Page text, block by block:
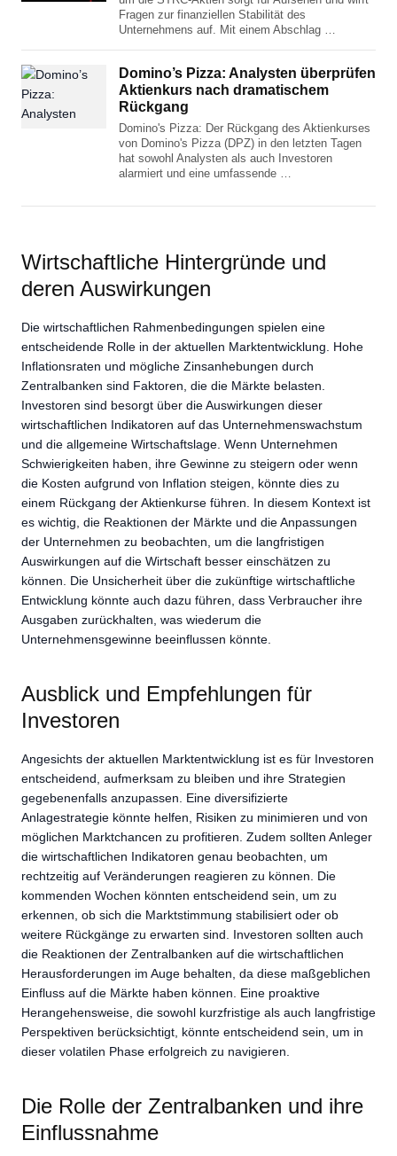
Fragen zur finanziellen Stabilität des
Unternehmens auf. Mit einem Abschlag …
Domino’s Pizza: Analysten überprüfen
Aktienkurs nach dramatischem
Rückgang
Domino's Pizza: Der Rückgang des Aktienkurses
von Domino's Pizza (DPZ) in den letzten Tagen
hat sowohl Analysten als auch Investoren
alarmiert und eine umfassende …
Wirtschaftliche Hintergründe und
deren Auswirkungen
Die wirtschaftlichen Rahmenbedingungen spielen eine
entscheidende Rolle in der aktuellen Marktentwicklung. Hohe
Inflationsraten und mögliche Zinsanhebungen durch
Zentralbanken sind Faktoren, die die Märkte belasten.
Investoren sind besorgt über die Auswirkungen dieser
wirtschaftlichen Indikatoren auf das Unternehmenswachstum
und die allgemeine Wirtschaftslage. Wenn Unternehmen
Schwierigkeiten haben, ihre Gewinne zu steigern oder wenn
die Kosten aufgrund von Inflation steigen, könnte dies zu
einem Rückgang der Aktienkurse führen. In diesem Kontext ist
es wichtig, die Reaktionen der Märkte und die Anpassungen
der Unternehmen zu beobachten, um die langfristigen
Auswirkungen auf die Wirtschaft besser einschätzen zu
können. Die Unsicherheit über die zukünftige wirtschaftliche
Entwicklung könnte auch dazu führen, dass Verbraucher ihre
Ausgaben zurückhalten, was wiederum die
Unternehmensgewinne beeinflussen könnte.
Ausblick und Empfehlungen für
Investoren
Angesichts der aktuellen Marktentwicklung ist es für Investoren
entscheidend, aufmerksam zu bleiben und ihre Strategien
gegebenenfalls anzupassen. Eine diversifizierte
Anlagestrategie könnte helfen, Risiken zu minimieren und von
möglichen Marktchancen zu profitieren. Zudem sollten Anleger
die wirtschaftlichen Indikatoren genau beobachten, um
rechtzeitig auf Veränderungen reagieren zu können. Die
kommenden Wochen könnten entscheidend sein, um zu
erkennen, ob sich die Marktstimmung stabilisiert oder ob
weitere Rückgänge zu erwarten sind. Investoren sollten auch
die Reaktionen der Zentralbanken auf die wirtschaftlichen
Herausforderungen im Auge behalten, da diese maßgeblichen
Einfluss auf die Märkte haben können. Eine proaktive
Herangehensweise, die sowohl kurzfristige als auch langfristige
Perspektiven berücksichtigt, könnte entscheidend sein, um in
dieser volatilen Phase erfolgreich zu navigieren.
Die Rolle der Zentralbanken und ihre
Einflussnahme